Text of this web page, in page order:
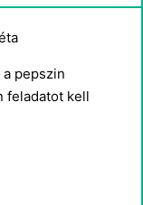
pepszin
feladatot kell